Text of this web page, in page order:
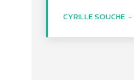
CYRILLE SOUCHE -